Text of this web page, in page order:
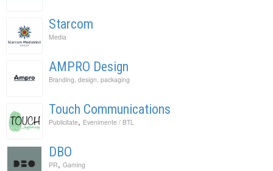
Starcom
Media
AMPRO Design
Branding, design, packaging
Touch Communications
Publicitate, Evenimente / BTL
DBO
PR, Gaming